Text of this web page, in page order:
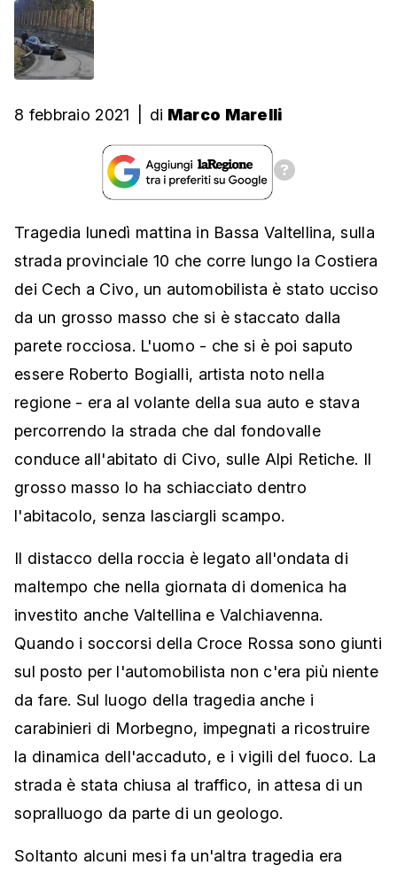
8 febbraio 2021 di Marco Marelli
Tragedia lunedì mattina in Bassa Valtellina, sulla
strada provinciale 10 che corre lungo la Costiera
dei Cech a Civo, un automobilista è stato ucciso
da un grosso masso che si è staccato dalla
parete rocciosa. L'uomo - che si è poi saputo
essere Roberto Bogialli, artista noto nella
regione - era al volante della sua auto e stava
percorrendo la strada che dal fondovalle
conduce all'abitato di Civo, sulle Alpi Retiche. Il
grosso masso lo ha schiacciato dentro
l'abitacolo, senza lasciargli scampo.
Il distacco della roccia è legato all'ondata di
maltempo che nella giornata di domenica ha
investito anche Valtellina e Valchiavenna.
Quando i soccorsi della Croce Rossa sono giunti
sul posto per l'automobilista non c'era più niente
da fare. Sul luogo della tragedia anche i
carabinieri di Morbegno, impegnati a ricostruire
la dinamica dell'accaduto, e i vigili del fuoco. La
strada è stata chiusa al traffico, in attesa di un
sopralluogo da parte di un geologo.
Soltanto alcuni mesi fa un'altra tragedia era